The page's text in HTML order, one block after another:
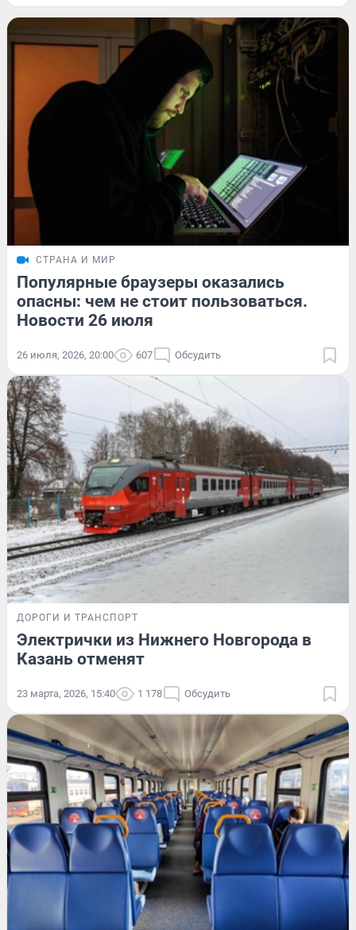
СТРАНА И МИР
Популярные браузеры оказались
опасны: чем не стоит пользоваться.
Новости 26 июля
26 июля, 2026, 20:00 607 Обсудить
ДОРОГИ И ТРАНСПОРТ
Электрички из Нижнего Новгорода в
Казань отменят
23 марта, 2026, 15:40 1 178 Обсудить